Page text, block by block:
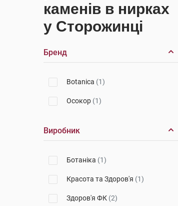
каменів в нирках
у Сторожинці
Бренд
Botanica (1)
Осокор (1)
Виробник
Ботаніка (1)
Красота та Здоров'я (1)
Здоров'я ФК (2)